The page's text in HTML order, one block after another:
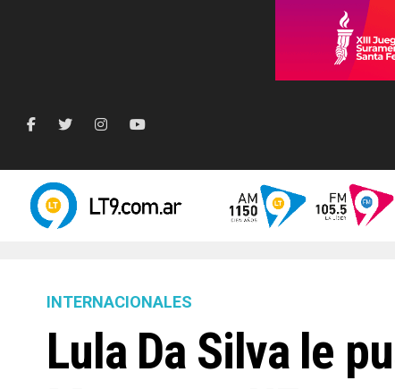
INTERNACIONALES
Lula Da Silva le